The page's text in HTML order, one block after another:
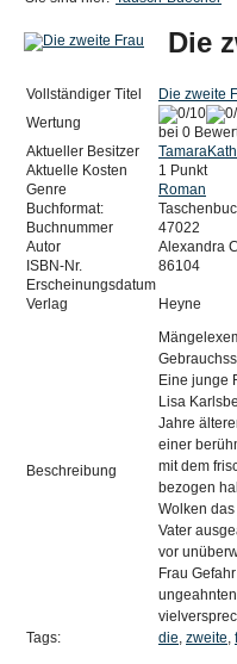
Die
Vollständiger Titel
Die zweite
Wertung
bei 0
Aktueller Besitzer
Aktuelle Kosten
1 Punkt
Genre
Roman
Buchformat:
Buchnummer
47022
Autor
Alexandra
ISBN-Nr.
86104
Erscheinungsdatum
Verlag
Heyne
Beschreibung
Eine junge
Lisa
Jahre
einer
mit dem
bezogen
Wolken
Vater
vor
Frau
Tags:
die, zweite,